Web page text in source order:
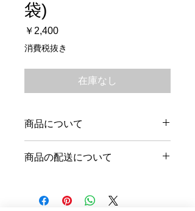
袋)
￥2,400価
格
消費税抜き
在庫なし
商品について
期の帆立の使用し
す。
商品の配送について
なりますのでご了承くださいませ。